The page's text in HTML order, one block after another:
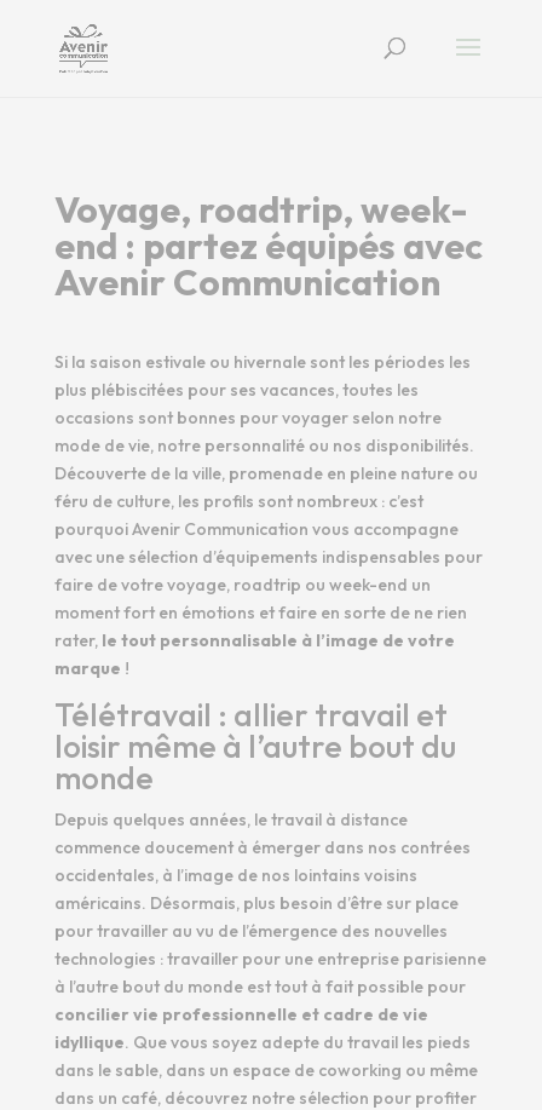
Voyage, roadtrip, week-
end : partez équipés avec
Avenir Communication
Si la saison estivale ou hivernale sont les périodes les
plus plébiscitées pour ses vacances, toutes les
occasions sont bonnes pour voyager selon notre
mode de vie, notre personnalité ou nos disponibilités.
Découverte de la ville, promenade en pleine nature ou
féru de culture, les profils sont nombreux : c’est
pourquoi Avenir Communication vous accompagne
avec une sélection d’équipements indispensables pour
faire de votre voyage, roadtrip ou week-end un
moment fort en émotions et faire en sorte de ne rien
rater, le tout personnalisable à l’image de votre
marque !
Télétravail : allier travail et
loisir même à l’autre bout du
monde
Depuis quelques années, le travail à distance
commence doucement à émerger dans nos contrées
occidentales, à l’image de nos lointains voisins
américains. Désormais, plus besoin d’être sur place
pour travailler au vu de l’émergence des nouvelles
technologies : travailler pour une entreprise parisienne
à l’autre bout du monde est tout à fait possible pour
concilier vie professionnelle et cadre de vie
idyllique. Que vous soyez adepte du travail les pieds
dans le sable, dans un espace de coworking ou même
dans un café, découvrez notre sélection pour profiter